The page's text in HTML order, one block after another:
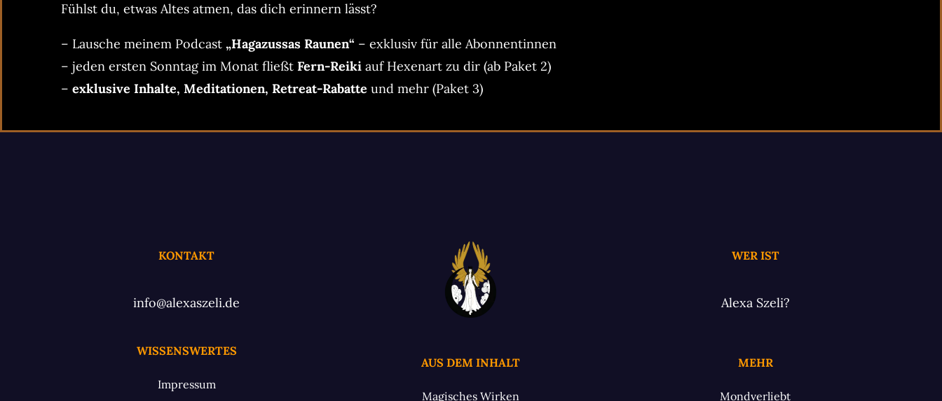
Fühlst du, etwas Altes atmen, das dich erinnern lässt?
– Lausche meinem Podcast „Hagazussas Raunen“ – exklusiv für alle Abonnentinnen
– jeden ersten Sonntag im Monat fließt Fern-Reikiauf Hexenart zu dir (ab Paket 2)
– exklusive Inhalte, Meditationen, Retreat-Rabatte und mehr (Paket 3)
KONTAKT
info@alexaszeli.de
WER IST
Alexa Szeli?
WISSENSWERTES
Impressum
AUS DEM INHALT
Magisches Wirken
MEHR
Mondverliebt